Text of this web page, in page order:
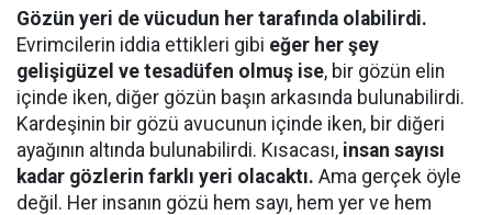
Gözün yeri de vücudun her tarafında olabilirdi.
Evrimcilerin iddia ettikleri gibi eğer her şey
gelişigüzel ve tesadüfen olmuş ise, bir gözün elin
içinde iken, diğer gözün başın arkasında bulunabilirdi.
Kardeşinin bir gözü avucunun içinde iken, bir diğeri
ayağının altında bulunabilirdi. Kısacası, insan sayısı
kadar gözlerin farklı yeri olacaktı. Ama gerçek öyle
değil. Her insanın gözü hem sayı, hem yer ve hem